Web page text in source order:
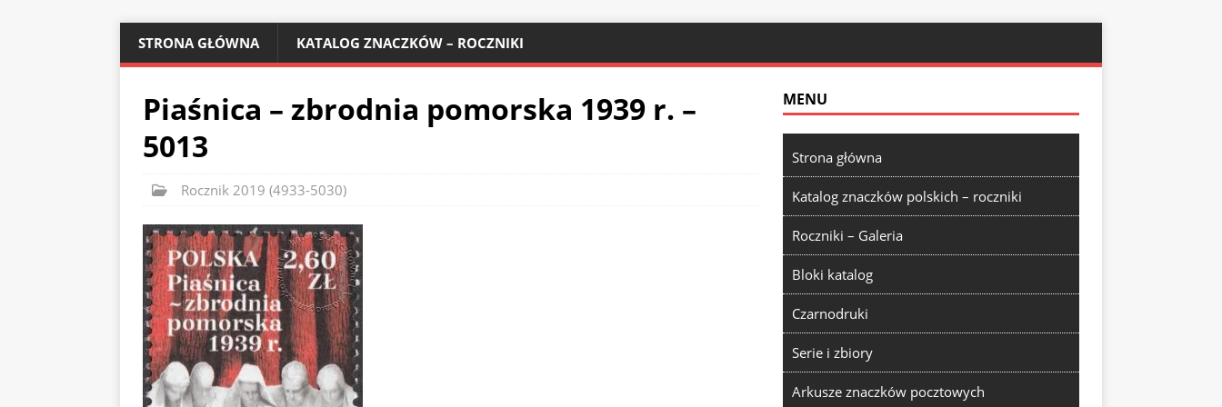
STRONA GŁÓWNA KATALOG ZNACZKÓW – ROCZNIKI
Piaśnica – zbrodnia pomorska 1939 r. –
5013
Rocznik 2019 (4933-5030)
MENU
Strona główna
Katalog znaczków polskich – roczniki
Roczniki – Galeria
Bloki katalog
Czarnodruki
Serie i zbiory
Arkusze znaczków pocztowych